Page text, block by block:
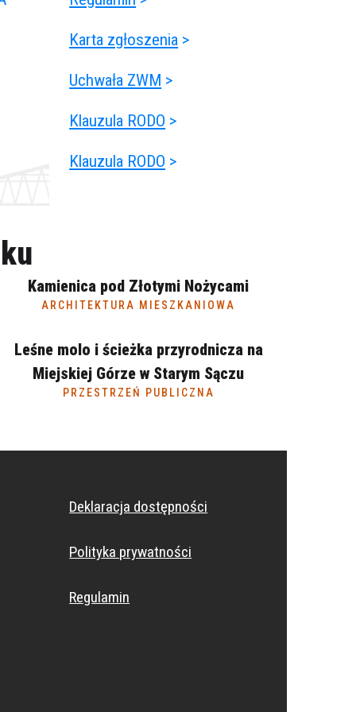
Karta zgłoszenia >
Uchwała ZWM >
Klauzula RODO >
Klauzula RODO >
Kamienica pod Złotymi Nożycami
ARCHITEKTURA MIESZKANIOWA
Leśne molo i ścieżka przyrodnicza na
Miejskiej Górze w Starym Sączu
PRZESTRZEŃ PUBLICZNA
Deklaracja dostępności
Polityka prywatności
Regulamin